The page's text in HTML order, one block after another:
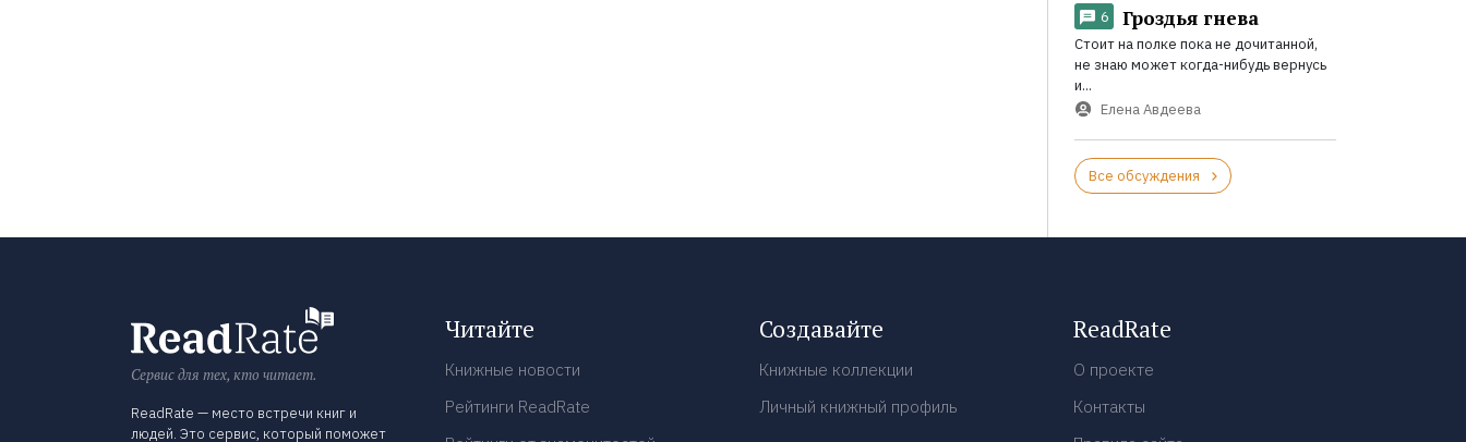
6 Гроздья гнева
Стоит на полке пока не дочитанной,
не знаю может когда-нибудь вернусь
и...
Елена Авдеева
Все обсуждения
Сервис для тех, кто читает.
ReadRate — место встречи книг и
людей. Это сервис, который поможет
Читайте
Книжные новости
Рейтинги ReadRate
Создавайте
Книжные коллекции
Личный книжный профиль
ReadRate
О проекте
Контакты